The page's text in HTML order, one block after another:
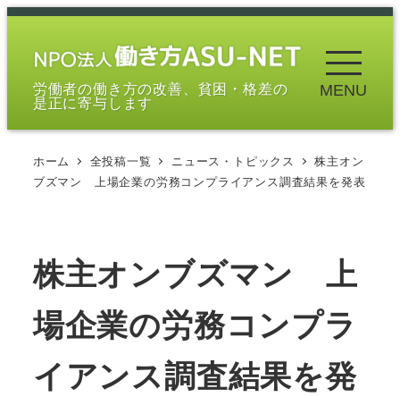
メ
労働者の働き方の改善、貧困・格差の
是正に寄与します
MENU
ホーム 全投稿一覧 ニュース・トピックス
株主オン
ブズマン 上場企業の労務コンプライアンス調査結果を発表
株主オンブズマン 上
場企業の労務コンプラ
イアンス調査結果を発